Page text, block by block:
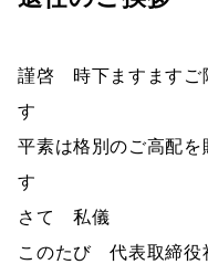
謹啓 時下ますますご
す
平素は格別のご高配を
す
さて 私儀
このたび 代表取締役